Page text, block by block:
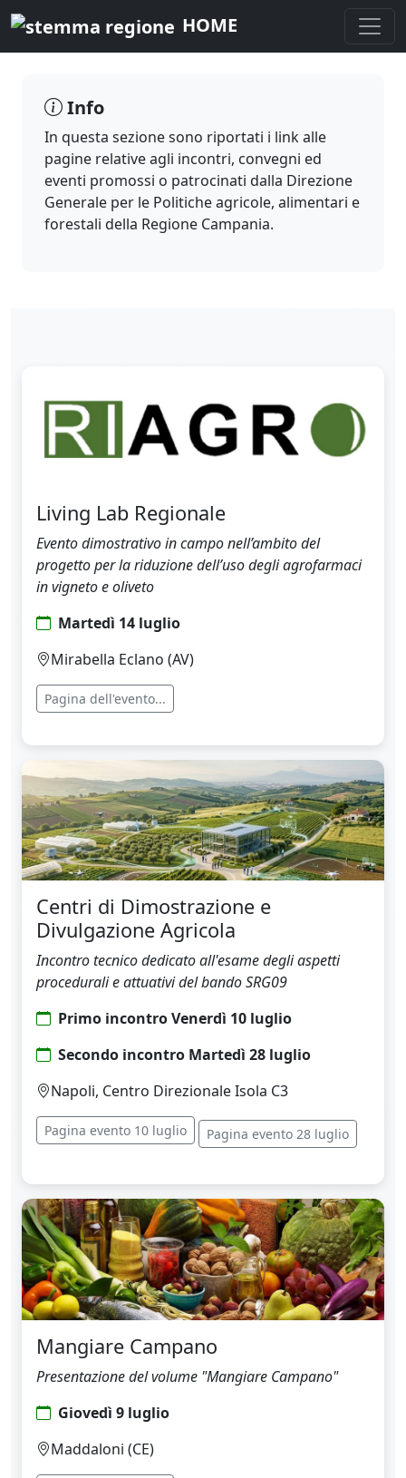
HOME
Info
In questa sezione sono riportati i link alle
pagine relative agli incontri, convegni ed
eventi promossi o patrocinati dalla Direzione
Generale per le Politiche agricole, alimentari e
forestali della Regione Campania.
Living Lab Regionale
Evento dimostrativo in campo nell’ambito del
progetto per la riduzione dell’uso degli agrofarmaci
in vigneto e oliveto
Martedì 14 luglio
Mirabella Eclano (AV)
Pagina dell'evento...
Centri di Dimostrazione e
Divulgazione Agricola
Incontro tecnico dedicato all'esame degli aspetti
procedurali e attuativi del bando SRG09
Primo incontro Venerdì 10 luglio
Secondo incontro Martedì 28 luglio
Napoli, Centro Direzionale Isola C3
Pagina evento 10 luglio Pagina evento 28 luglio
Mangiare Campano
Presentazione del volume "Mangiare Campano"
Giovedì 9 luglio
Maddaloni (CE)